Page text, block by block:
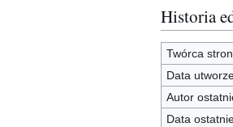
Historia
Twórca
Data
Autor
Data